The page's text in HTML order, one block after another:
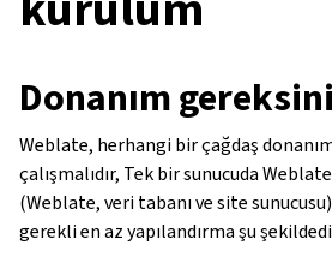
Donanım
Weblate, herhangi bir çağdaş
çalışmalıdır, Tek bir sunucuda
(Weblate, veri tabanı ve site
gerekli en az yapılandırma şu